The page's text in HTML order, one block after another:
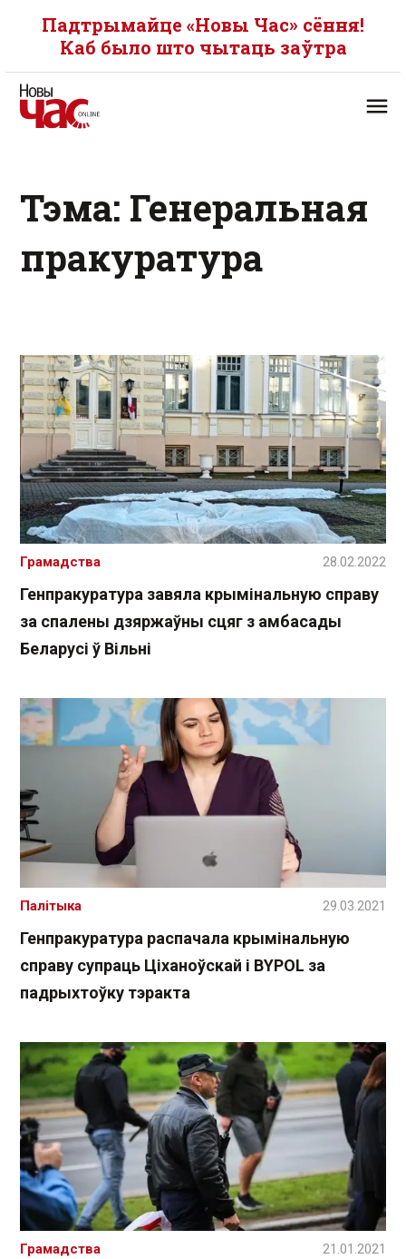
Падтрымайце «Новы Час» сёння!
Каб было што чытаць заўтра
Тэма: Генеральная
пракуратура
Генпракуратура завяла крымінальную справу
за спалены дзяржаўны сцяг з амбасады
Беларусі ў Вільні
Грамадства 28.02.2022
Генпракуратура распачала крымінальную
справу супраць Ціханоўскай і BYPOL за
падрыхтоўку тэракта
Палітыка 29.03.2021
Грамадства 21.01.2021